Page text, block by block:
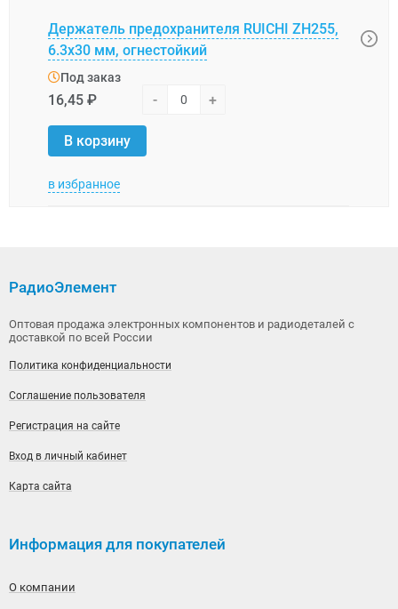
Держатель предохранителя RUICHI ZH255,
6.3х30 мм, огнестойкий
Под заказ
16,45 ₽ - +
В корзину
в избранное
16-
РадиоЭлемент
Оптовая продажа электронных компонентов и радиодеталей с
доставкой по всей России
Политика конфиденциальности
Соглашение пользователя
Регистрация на сайте
Вход в личный кабинет
Карта сайта
Информация для покупателей
О компании